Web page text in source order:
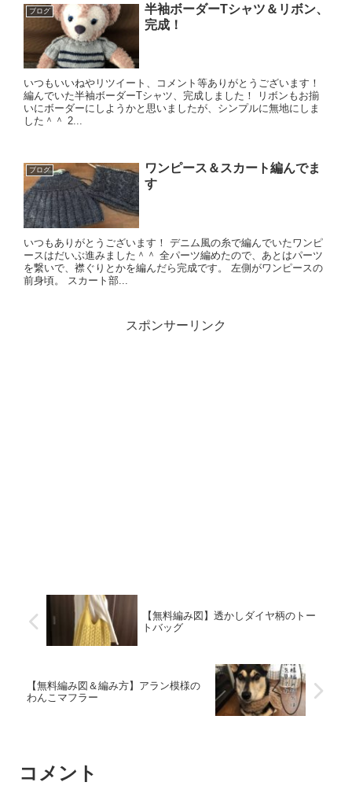
ブログ
半袖ボーダーTシャツ＆リボン、
完成！
いつもいいねやリツイート、コメント等ありがとうございます！
編んでいた半袖ボーダーTシャツ、完成しました！ リボンもお揃
いにボーダーにしようかと思いましたが、シンプルに無地にしま
した＾＾ 2...
ブログ
ワンピース＆スカート編んでま
す
いつもありがとうございます！ デニム風の糸で編んでいたワンピ
ースはだいぶ進みました＾＾ 全パーツ編めたので、あとはパーツ
を繋いで、襟ぐりとかを編んだら完成です。 左側がワンピースの
前身頃。 スカート部...
スポンサーリンク
【無料編み図】透かしダイヤ柄のトー
トバッグ
【無料編み図＆編み方】アラン模様の
わんこマフラー
コメント